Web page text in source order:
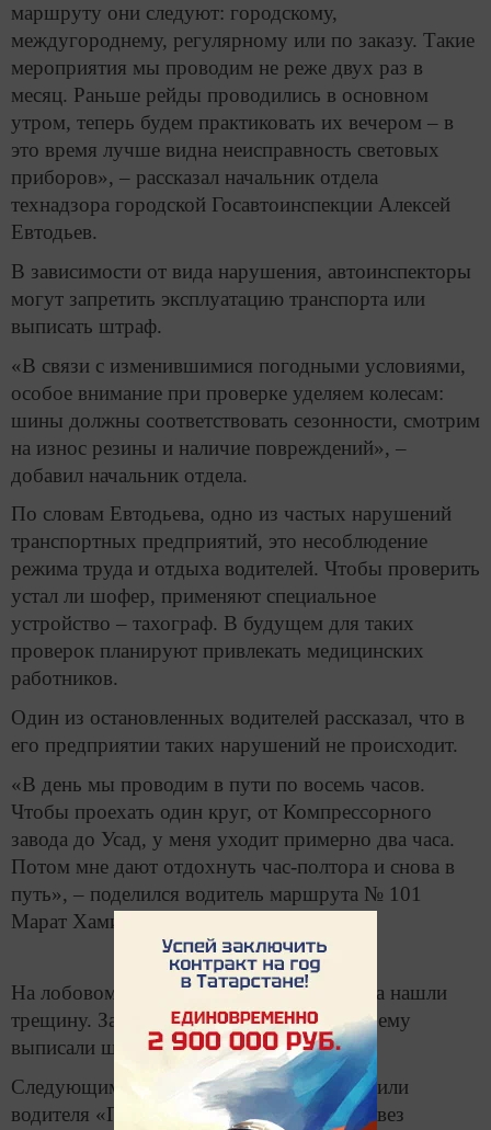
маршруту они следуют: городскому,
междугороднему, регулярному или по заказу. Такие
мероприятия мы проводим не реже двух раз в
месяц. Раньше рейды проводились в основном
утром, теперь будем практиковать их вечером – в
это время лучше видна неисправность световых
приборов», – рассказал начальник отдела
технадзора городской Госавтоинспекции Алексей
Евтодьев.
В зависимости от вида нарушения, автоинспекторы
могут запретить эксплуатацию транспорта или
выписать штраф.
«В связи с изменившимися погодными условиями,
особое внимание при проверке уделяем колесам:
шины должны соответствовать сезонности, смотрим
на износ резины и наличие повреждений», –
добавил начальник отдела.
По словам Евтодьева, одно из частых нарушений
транспортных предприятий, это несоблюдение
режима труда и отдыха водителей. Чтобы проверить
устал ли шофер, применяют специальное
устройство – тахограф. В будущем для таких
проверок планируют привлекать медицинских
работников.
Один из остановленных водителей рассказал, что в
его предприятии таких нарушений не происходит.
«В день мы проводим в пути по восемь часов.
Чтобы проехать один круг, от Компрессорного
завода до Усад, у меня уходит примерно два часа.
Потом мне дают отдохнуть час-полтора и снова в
путь», – поделился водитель маршрута № 101
Марат Хамидуллин.
На лобовом стекле автобуса Хамидуллина нашли
трещину. За техническую неисправность ему
выписали штраф в 500 рублей.
Следующим сотрудники ГИБДД остановили
водителя «ГАЗели». Выяснилось, что он вез